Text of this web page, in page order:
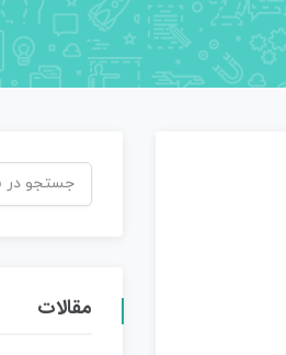
مقالات